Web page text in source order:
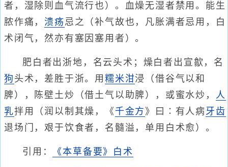
者，湿除则血气流行也）。血燥无湿者禁用。能生
脓作痛， 溃疡忌之（补气故也，凡胀满者忌用，白
术闭气，然亦有塞因塞用者）。
肥白者出浙地，名云头术；燥白者出宣歙，名
狗 头术，差胜于浙。用糯米泔浸（借谷气以和
脾），陈壁土炒（借土气以助脾），或蜜水炒， 人
乳拌用（润以制其燥，《 千金方 》曰∶有人病牙齿
退场门，艰于饮食者，名髓溢，单用白术愈）。
引用： 《本草备要》白术